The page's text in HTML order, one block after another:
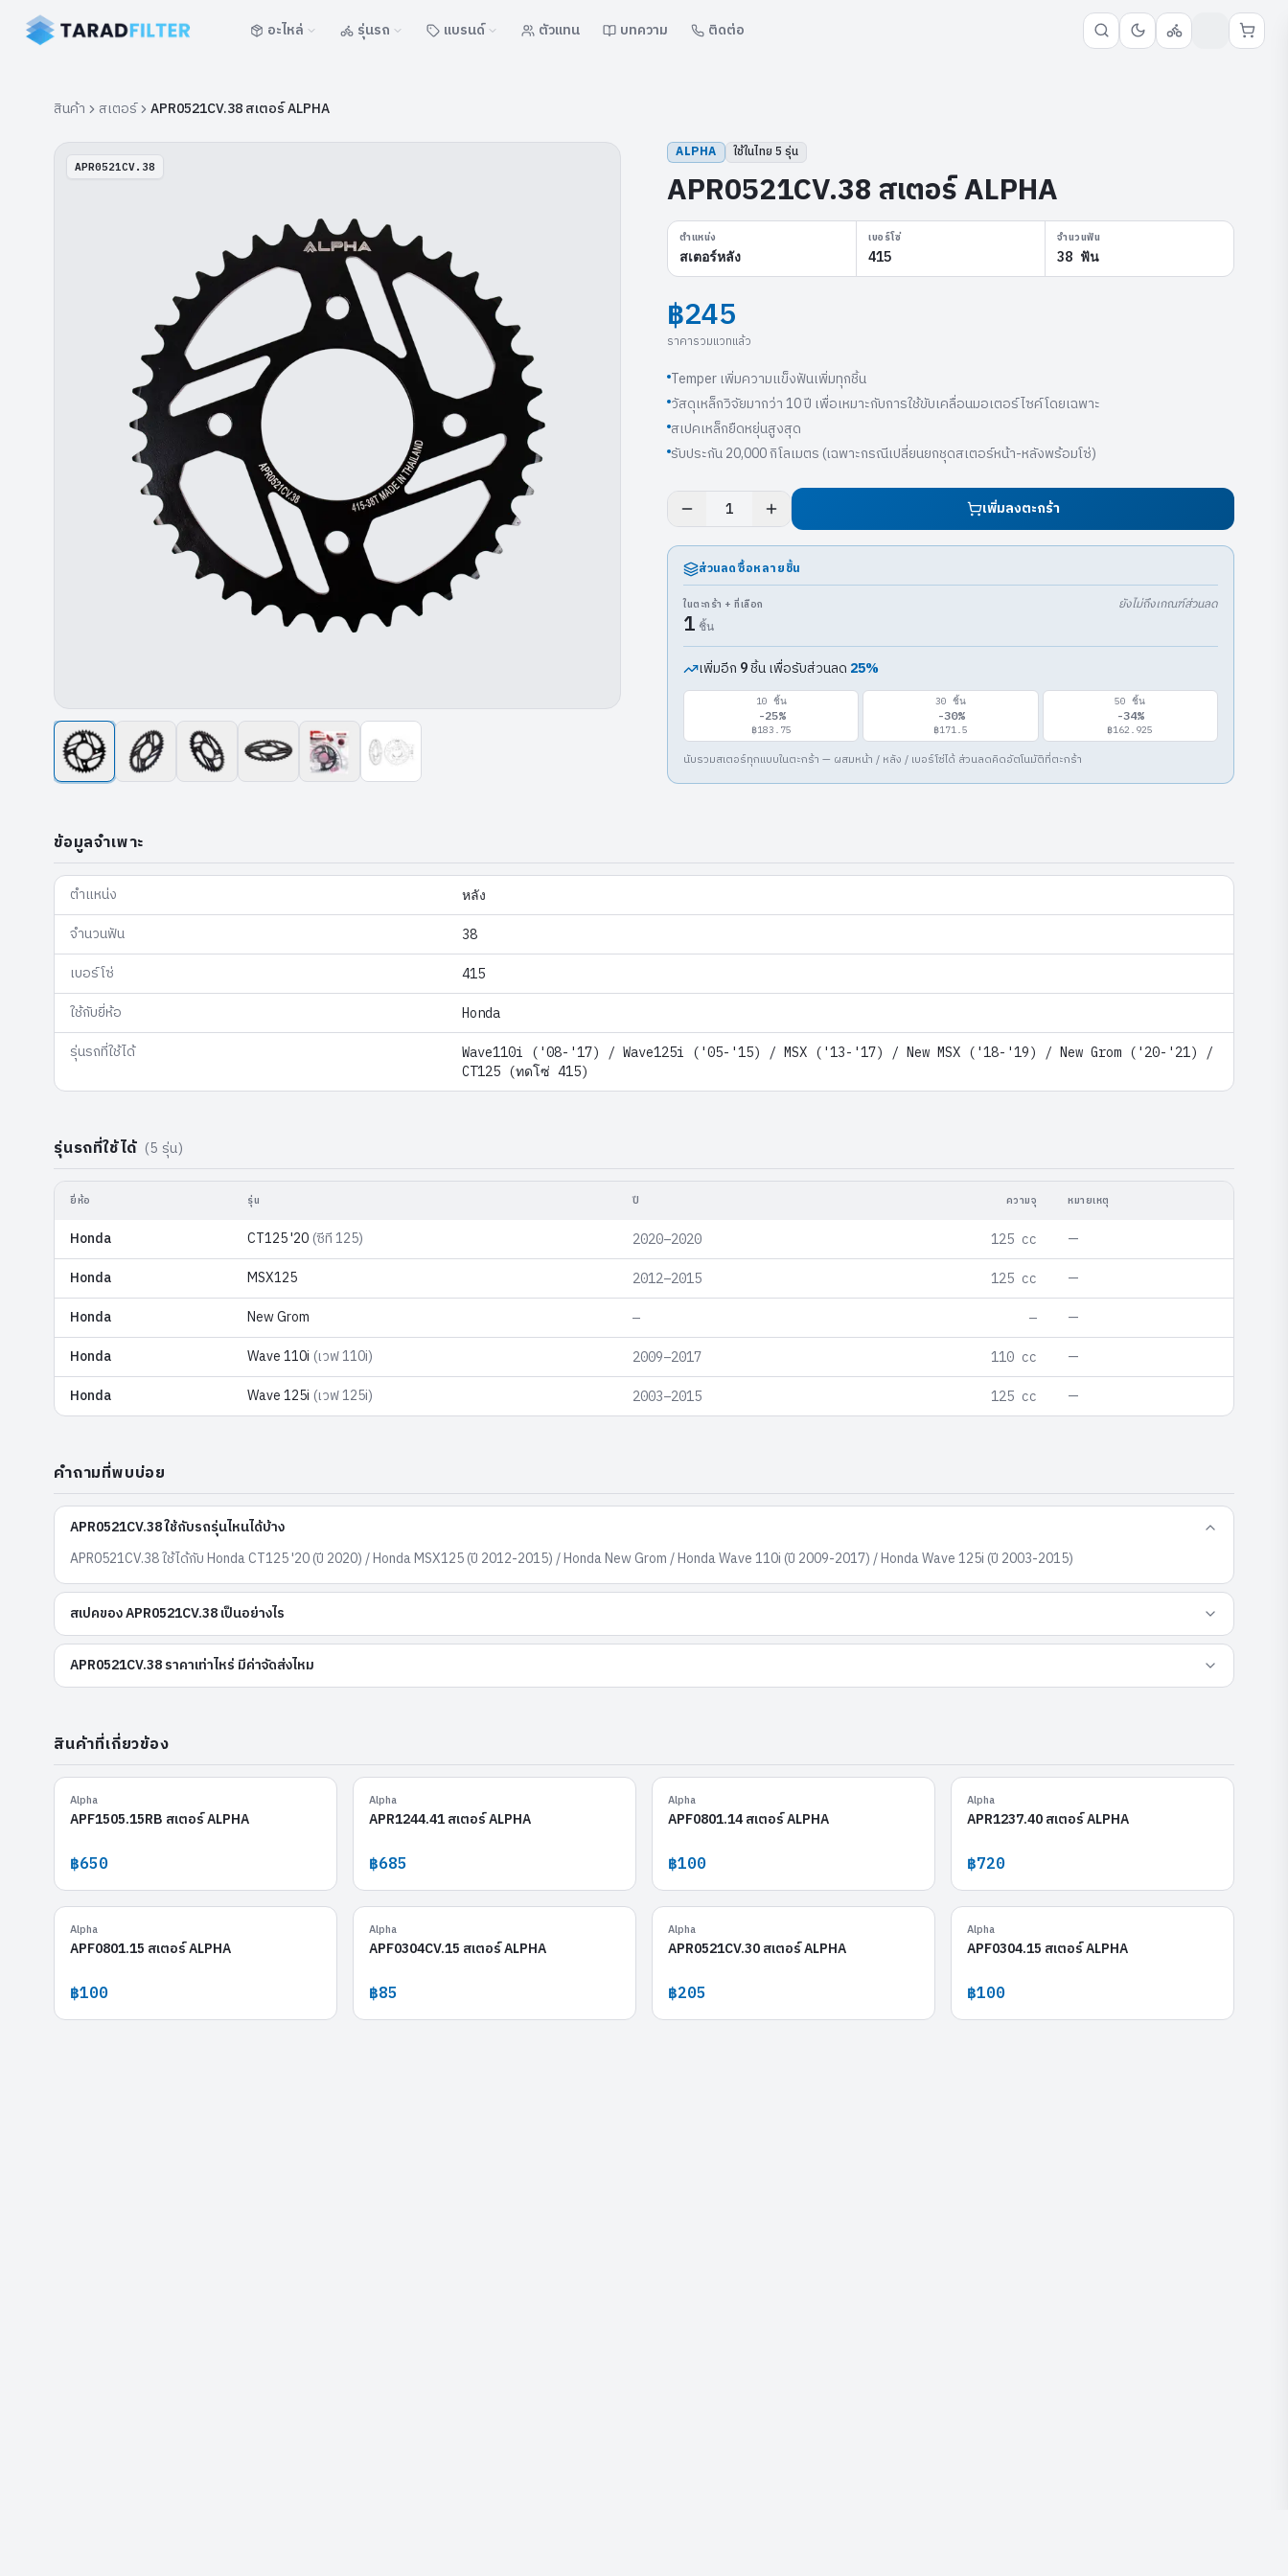
อะไหล่ รุ่นรถ แบรนด์ ตัวแทน บทความ ติดต่อ
สินค้า สเตอร์ APR0521CV.38 สเตอร์ ALPHA
APR0521CV.38
ALPHA ใช้ในไทย 5 รุ่น
APR0521CV.38 สเตอร์ ALPHA
ตำแหน่ง
สเตอร์หลัง
เบอร์โซ่
415
จำนวนฟัน
38 ฟัน
฿245
ราคารวมแวทแล้ว
Temper เพิ่มความแข็งฟันเพิ่มทุกชิ้น
วัสดุเหล็กวิจัยมากว่า 10 ปี เพื่อเหมาะกับการใช้ขับเคลื่อนมอเตอร์ไซค์โดยเฉพาะ
สเปคเหล็กยืดหยุ่นสูงสุด
รับประกัน 20,000 กิโลเมตร (เฉพาะกรณีเปลี่ยนยกชุดสเตอร์หน้า-หลังพร้อมโซ่)
1 เพิ่มลงตะกร้า
ส่วนลดซื้อหลายชิ้น
ในตะกร้า + ที่เลือก
1 ชิ้น
ยังไม่ถึงเกณฑ์ส่วนลด
เพิ่มอีก 9ชิ้น เพื่อรับส่วนลด 25%
10 ชิ้น
-25%
฿183.75
30 ชิ้น
-30%
฿171.5
50 ชิ้น
-34%
฿162.925
นับรวมสเตอร์ทุกแบบในตะกร้า — ผสมหน้า / หลัง / เบอร์โซ่ได้ ส่วนลดคิดอัตโนมัติที่ตะกร้า
ข้อมูลจำเพาะ
ตำแหน่ง หลัง
จำนวนฟัน 38
เบอร์โซ่ 415
ใช้กับยี่ห้อ Honda
รุ่นรถที่ใช้ได้
Wave110i ('08-'17) / Wave125i ('05-'15) / MSX ('13-'17) / New MSX ('18-'19) / New Grom ('20-'21) /
CT125 (ทดโซ่ 415)
รุ่นรถที่ใช้ได้ (5 รุ่น)
ยี่ห้อ รุ่น ปี ความจุ หมายเหตุ
Honda CT125 '20 (ซีที 125) 2020–2020 125 cc
—
Honda
MSX125 2012–2015 125 cc
—
Honda
New Grom — —
—
Honda
Wave 110i (เวฟ 110i) 2009–2017 110 cc
—
Honda
Wave 125i (เวฟ 125i) 2003–2015 125 cc —
คำถามที่พบบ่อย
APR0521CV.38 ใช้กับรถรุ่นไหนได้บ้าง
APR0521CV.38 ใช้ได้กับ Honda CT125 '20 (ปี 2020) / Honda MSX125 (ปี 2012-2015) / Honda New Grom / Honda Wave 110i (ปี 2009-2017) / Honda Wave 125i (ปี 2003-2015)
สเปคของ APR0521CV.38 เป็นอย่างไร
APR0521CV.38 ราคาเท่าไหร่ มีค่าจัดส่งไหม
สินค้าที่เกี่ยวข้อง
Alpha
APF1505.15RB สเตอร์ ALPHA
฿650
Alpha
APR1244.41 สเตอร์ ALPHA
฿685
Alpha
APF0801.14 สเตอร์ ALPHA
฿100
Alpha
APR1237.40 สเตอร์ ALPHA
฿720
Alpha
APF0801.15 สเตอร์ ALPHA
฿100
Alpha
APF0304CV.15 สเตอร์ ALPHA
฿85
Alpha
APR0521CV.30 สเตอร์ ALPHA
฿205
Alpha
APF0304.15 สเตอร์ ALPHA
฿100